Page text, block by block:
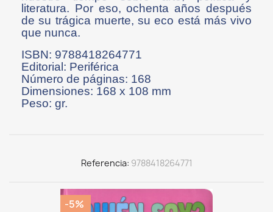
literatura. Por eso, ochenta años después
de su trágica muerte, su eco está más vivo
que nunca.
ISBN: 9788418264771
Editorial: Periférica
Número de páginas: 168
Dimensiones: 168 x 108 mm
Peso: gr.
Referencia 9788418264771
-5%